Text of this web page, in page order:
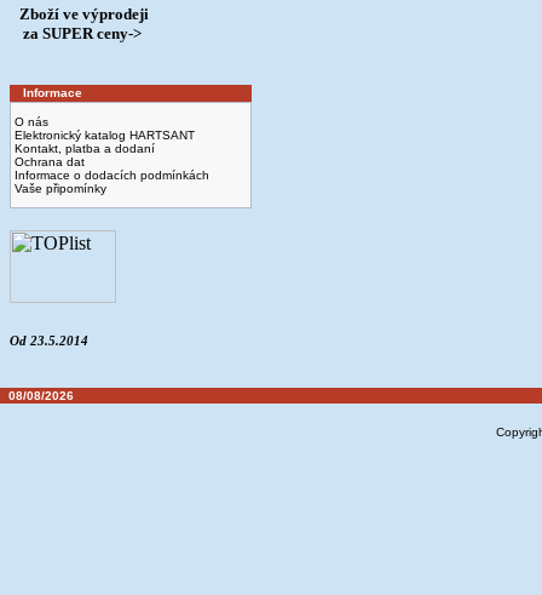
Zboží ve výprodeji
­ za SUPER ceny->
Informace
O nás
Elektronický katalog HARTSANT
Kontakt, platba a dodaní
Ochrana dat
Informace o dodacích podmínkách
Vaše připomínky
Od 23.5.2014
08/08/2026